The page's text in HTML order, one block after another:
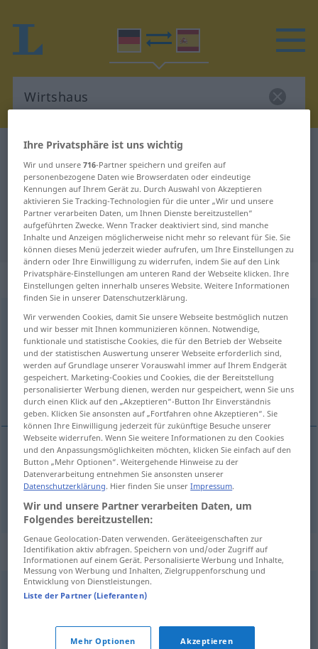
Deutsch-Spanisch Wörterbuch
Deutsch-Spanisch Übersetzung für
"Wirtshaus"
"Wirtshaus" Spanisch Übersetzung
„Wirtshaus“: Neutrum
Wirtshausn <Wirtshauses;-häuser>
Übersicht aller Übersetzungen
(Für mehr Details die Übersetzung anklicken/antippen)
restaurante, taberna
restaurantem Wirtshaus
taberna Wirtshaus einfaches
Synonyme für "Wirtshaus"
Gastwirtschaft,Restaurant
Ihre Privatsphäre ist uns wichtig
Wir und unsere716-Partner speichern und greifen auf
personenbezogene Daten wie Browserdaten oder eindeutige
Kennungen auf Ihrem Gerät zu. Durch Auswahl von Akzeptieren
aktivieren Sie Tracking-Technologien für die unter „Wir und unsere
Partner verarbeiten Daten, um Ihnen Dienste bereitzustellen“
aufgeführten Zwecke. Wenn Tracker deaktiviert sind, sind manche
Inhalte und Anzeigen möglicherweise nicht mehr so relevant für Sie. Sie
können dieses Menü jederzeit wieder aufrufen, um Ihre Einstellungen zu
ändern oder Ihre Einwilligung zu widerrufen, indem Sie auf den Link
Privatsphäre-Einstellungen am unteren Rand der Webseite klicken. Ihre
Einstellungen gelten innerhalb unseres Website. Weitere Informationen
finden Sie in unserer Datenschutzerklärung.
Wir verwenden Cookies, damit Sie unsere Webseite bestmöglich nutzen
und wir besser mit Ihnen kommunizieren können. Notwendige,
funktionale und statistische Cookies, die für den Betrieb der Webseite
und der statistischen Auswertung unserer Webseite erforderlich sind,
werden auf Grundlage unserer Vorauswahl immer auf Ihrem Endgerät
gespeichert. Marketing-Cookies und Cookies, die der Bereitstellung
personalisierter Werbung dienen, werden nur gespeichert, wenn Sie uns
durch einen Klick auf den „Akzeptieren“-Button Ihr Einverständnis
geben. Klicken Sie ansonsten auf „Fortfahren ohne Akzeptieren“. Sie
können Ihre Einwilligung jederzeit für zukünftige Besuche unserer
Webseite widerrufen. Wenn Sie weitere Informationen zu den Cookies
und den Anpassungsmöglichkeiten möchten, klicken Sie einfach auf den
Button „Mehr Optionen“. Weitergehende Hinweise zu der
Datenverarbeitung entnehmen Sie ansonsten unserer
Datenschutzerklärung. Hier finden Sie unserImpressum.
Wir und unsere Partner verarbeiten Daten, um
Folgendes bereitzustellen:
Genaue Geolocation-Daten verwenden. Geräteeigenschaften zur
Identifikation aktiv abfragen. Speichern von und/oder Zugriff auf
Informationen auf einem Gerät. Personalisierte Werbung und Inhalte,
Messung von Werbung und Inhalten, Zielgruppenforschung und
Entwicklung von Dienstleistungen.
Liste der Partner (Lieferanten)
Mehr Optionen Akzeptieren